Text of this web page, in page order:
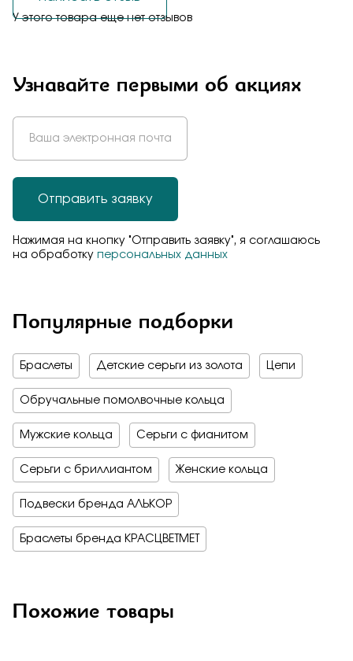
У этого товара еще нет отзывов
Узнавайте первыми об акциях
Отправить заявку
Нажимая на кнопку "Отправить заявку", я соглашаюсь
на обработку персональных данных
Популярные подборки
Браслеты Детские серьги из золота Цепи
Обручальные помолвочные кольца
Мужские кольца Серьги с фианитом
Серьги с бриллиантом Женские кольца
Подвески бренда АЛЬКОР
Браслеты бренда КРАСЦВЕТМЕТ
Похожие товары